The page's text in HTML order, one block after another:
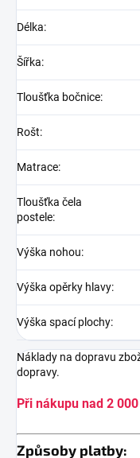
Délka:
Šířka:
Tloušťka bočnice:
Rošt:
Matrace:
Tloušťka čela
postele:
Výška nohou:
Výška opěrky hlavy:
Výška spací plochy:
Náklady na dopravu
dopravy.
Při nákupu nad 2
Způsoby platby: